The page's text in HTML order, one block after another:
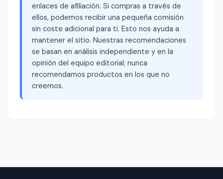
enlaces de afiliación. Si compras a través de
ellos, podemos recibir una pequeña comisión
sin coste adicional para ti. Esto nos ayuda a
mantener el sitio. Nuestras recomendaciones
se basan en análisis independiente y en la
opinión del equipo editorial; nunca
recomendamos productos en los que no
creemos.